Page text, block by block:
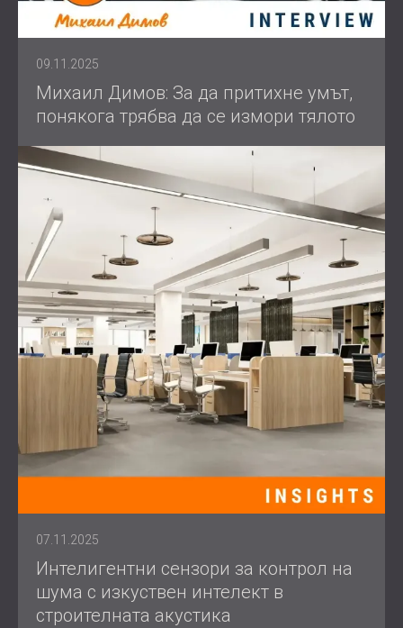
09.11.2025
Михаил Димов: За да притихне умът,
понякога трябва да се измори тялото
07.11.2025
Интелигентни сензори за контрол на
шума с изкуствен интелект в
строителната акустика